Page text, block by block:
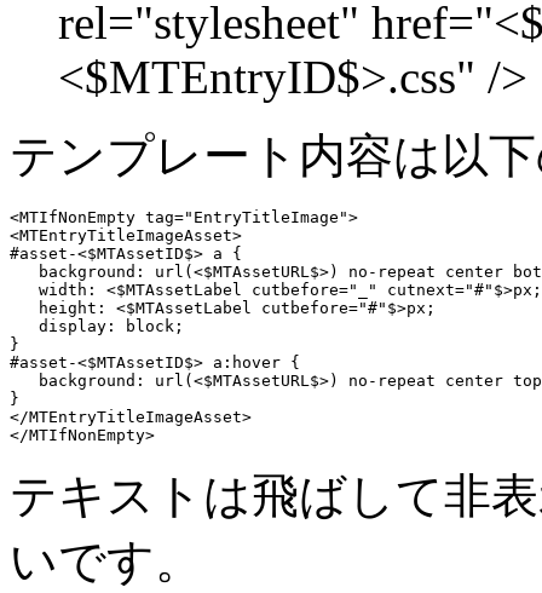
rel="stylesheet"
<$MTEntryID$>.css" />
テンプレート内容は以
<MTIfNonEmpty tag="EntryTitleImage">
<MTEntryTitleImageAsset>
#asset-<$MTAssetID$> a {
background: url(<$MTAssetURL$>) no-repeat center
width: <$MTAssetLabel cutbefore="_" cutnext="#"$>px;
height: <$MTAssetLabel cutbefore="#"$>px;
display: block;
}
#asset-<$MTAssetID$> a:hover {
background: url(<$MTAssetURL$>) no-repeat center
}
</MTEntryTitleImageAsset>
</MTIfNonEmpty>
テキストは飛ばして非
いです。